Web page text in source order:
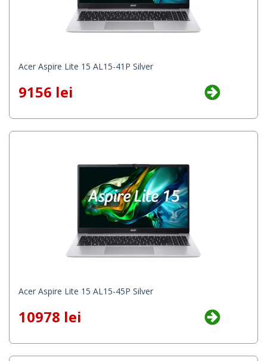
Acer Aspire Lite 15 AL15-41P Silver
9156 lei
Acer Aspire Lite 15 AL15-45P Silver
10978 lei